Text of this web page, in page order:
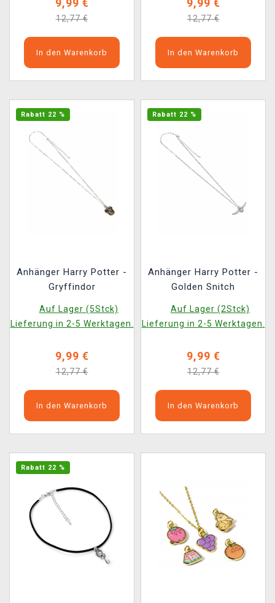
9,99 €
12,77 €
In den Warenkorb
9,99 €
12,77 €
In den Warenkorb
Rabatt 22 %
Anhänger Harry Potter -
Gryffindor
Auf Lager (5Stck)
Lieferung in 2-5 Werktagen.
9,99 €
12,77 €
In den Warenkorb
Rabatt 22 %
Anhänger Harry Potter -
Golden Snitch
Auf Lager (2Stck)
Lieferung in 2-5 Werktagen.
9,99 €
12,77 €
In den Warenkorb
Rabatt 22 %